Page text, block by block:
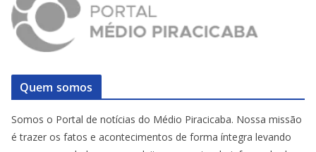
Quem somos
Somos o Portal de notícias do Médio Piracicaba. Nossa missão
é trazer os fatos e acontecimentos de forma íntegra levando